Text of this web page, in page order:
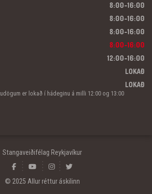
8:00-16:00
8:00-16:00
8:00-16:00
8:00-16:00
12:00-16:00
LOKAÐ
LOKAÐ
er lokað í hádeginu á milli 12:00 og 13:00
Stangaveiðifélag Reykjavíkur
© 2025 Allur réttur áskilinn